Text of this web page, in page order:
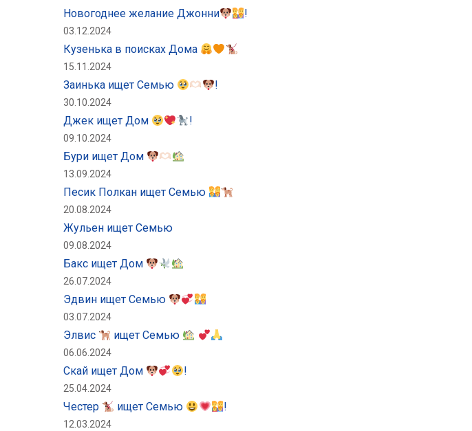
Новогоднее желание Джонни !
03.12.2024
Кузенька в поисках Дома
15.11.2024
Заинька ищет Семью !
30.10.2024
Джек ищет Дом !
09.10.2024
Бури ищет Дом
13.09.2024
Песик Полкан ищет Семью
20.08.2024
Жульен ищет Семью
09.08.2024
Бакс ищет Дом
26.07.2024
Эдвин ищет Семью
03.07.2024
Элвис ищет Семью
06.06.2024
Скай ищет Дом !
25.04.2024
Честер ищет Семью !
12.03.2024